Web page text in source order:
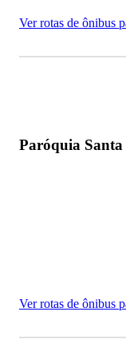
Ver rotas de ônibus
Paróquia
Ver rotas de ônibus